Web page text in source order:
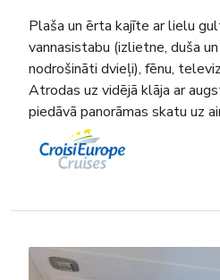
Plaša un ērta kajīte ar lielu
vannasistabu (izlietne, duša
nodrošināti dvieļi), fēnu,
Atrodas uz vidējā klāja ar
piedāvā panorāmas skatu uz